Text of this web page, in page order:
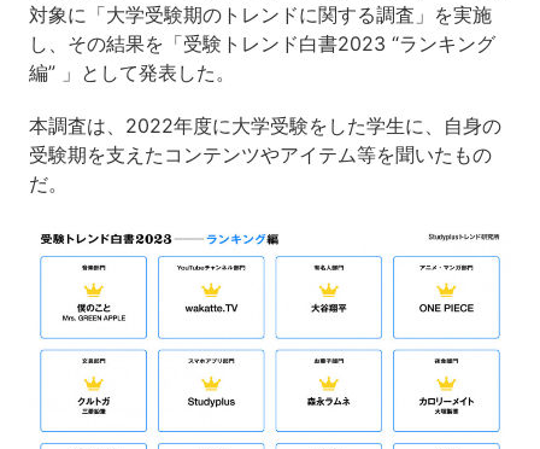
対象に「大学受験期のトレンドに関する調査」を実施
し、その結果を「受験トレンド白書2023 “ランキング
編” 」として発表した。
本調査は、2022年度に大学受験をした学生に、自身の
受験期を支えたコンテンツやアイテム等を聞いたもの
だ。